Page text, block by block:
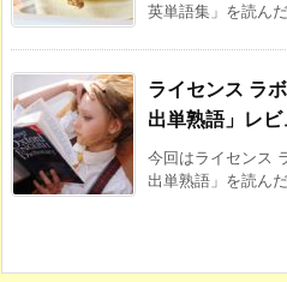
英単語集」を読ん
ライセンス ラ
出単熟語」
今回はライセンス
出単熟語」を読ん